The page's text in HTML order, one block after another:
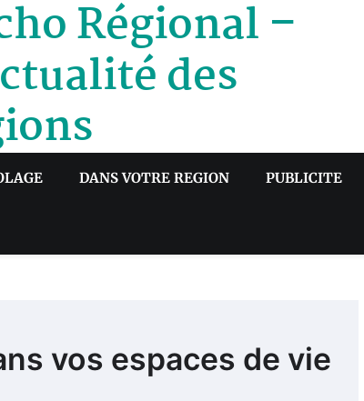
Régional –
des
DANS VOTRE REGION PUBLICITE
vos espaces de vie